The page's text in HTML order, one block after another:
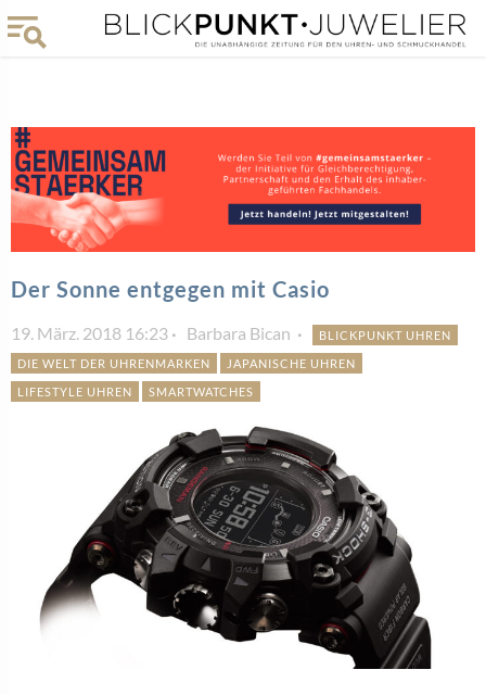
Der Sonne entgegen mit Casio
19. März. 2018 16:23 Barbara Bican
BLICKPUNKT UHREN
DIE WELT DER UHRENMARKEN
JAPANISCHE UHREN
LIFESTYLE UHREN
SMARTWATCHES